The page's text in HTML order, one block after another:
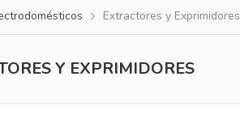
Extractores y Exprimidores
Y EXPRIMIDORES